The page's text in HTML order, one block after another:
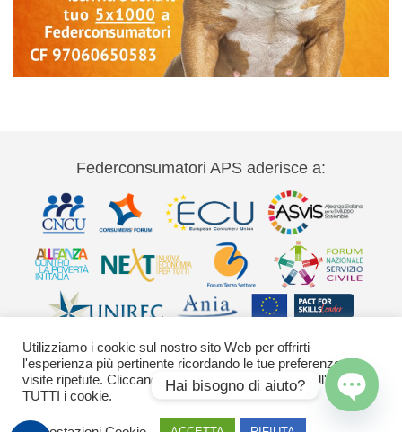
Federconsumatori APS aderisce a:
Via Palestro 11 00185 Roma - tel 06
Utilizziamo i cookie sul nostro sito Web per offrirti
l'esperienza più pertinente ricordando le tue preferenze e le
visite ripetute. Cliccando su "Accetta" acconsenti all'uso di
TUTTI i cookie.
Hai bisogno di aiuto?